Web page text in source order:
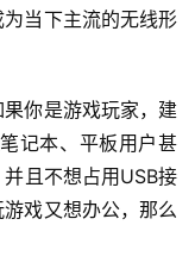
当下主流的无线形
你是游戏玩家，建
记本、平板用户甚
且不想占用USB接
戏又想办公，那么